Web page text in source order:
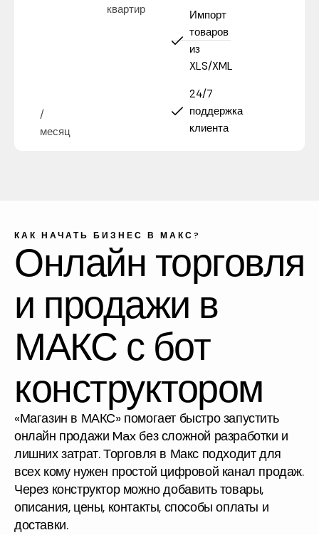
/
месяц
квартир
Импорт
товаров
из
XLS/XML
24/7
поддержка
клиента
КАК НАЧАТЬ БИЗНЕС В МАКС?
Онлайн торговля
и продажи в
МАКС с бот
конструктором
«Магазин в МАКС» помогает быстро запустить
онлайн продажи Maxбез сложной разработки и
лишних затрат.Торговля в Макс подходит для
всех кому нужен простой цифровой канал продаж.
Через конструктор можно добавить товары,
описания, цены, контакты, способы оплаты и
доставки.